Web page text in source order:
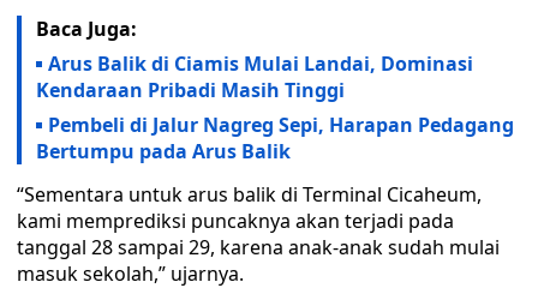
Baca Juga:
Arus Balik di Ciamis Mulai Landai, Dominasi
Kendaraan Pribadi Masih Tinggi
Pembeli di Jalur Nagreg Sepi, Harapan Pedagang
Bertumpu pada Arus Balik
“Sementara untuk arus balik di Terminal Cicaheum,
kami memprediksi puncaknya akan terjadi pada
tanggal 28 sampai 29, karena anak-anak sudah mulai
masuk sekolah,” ujarnya.